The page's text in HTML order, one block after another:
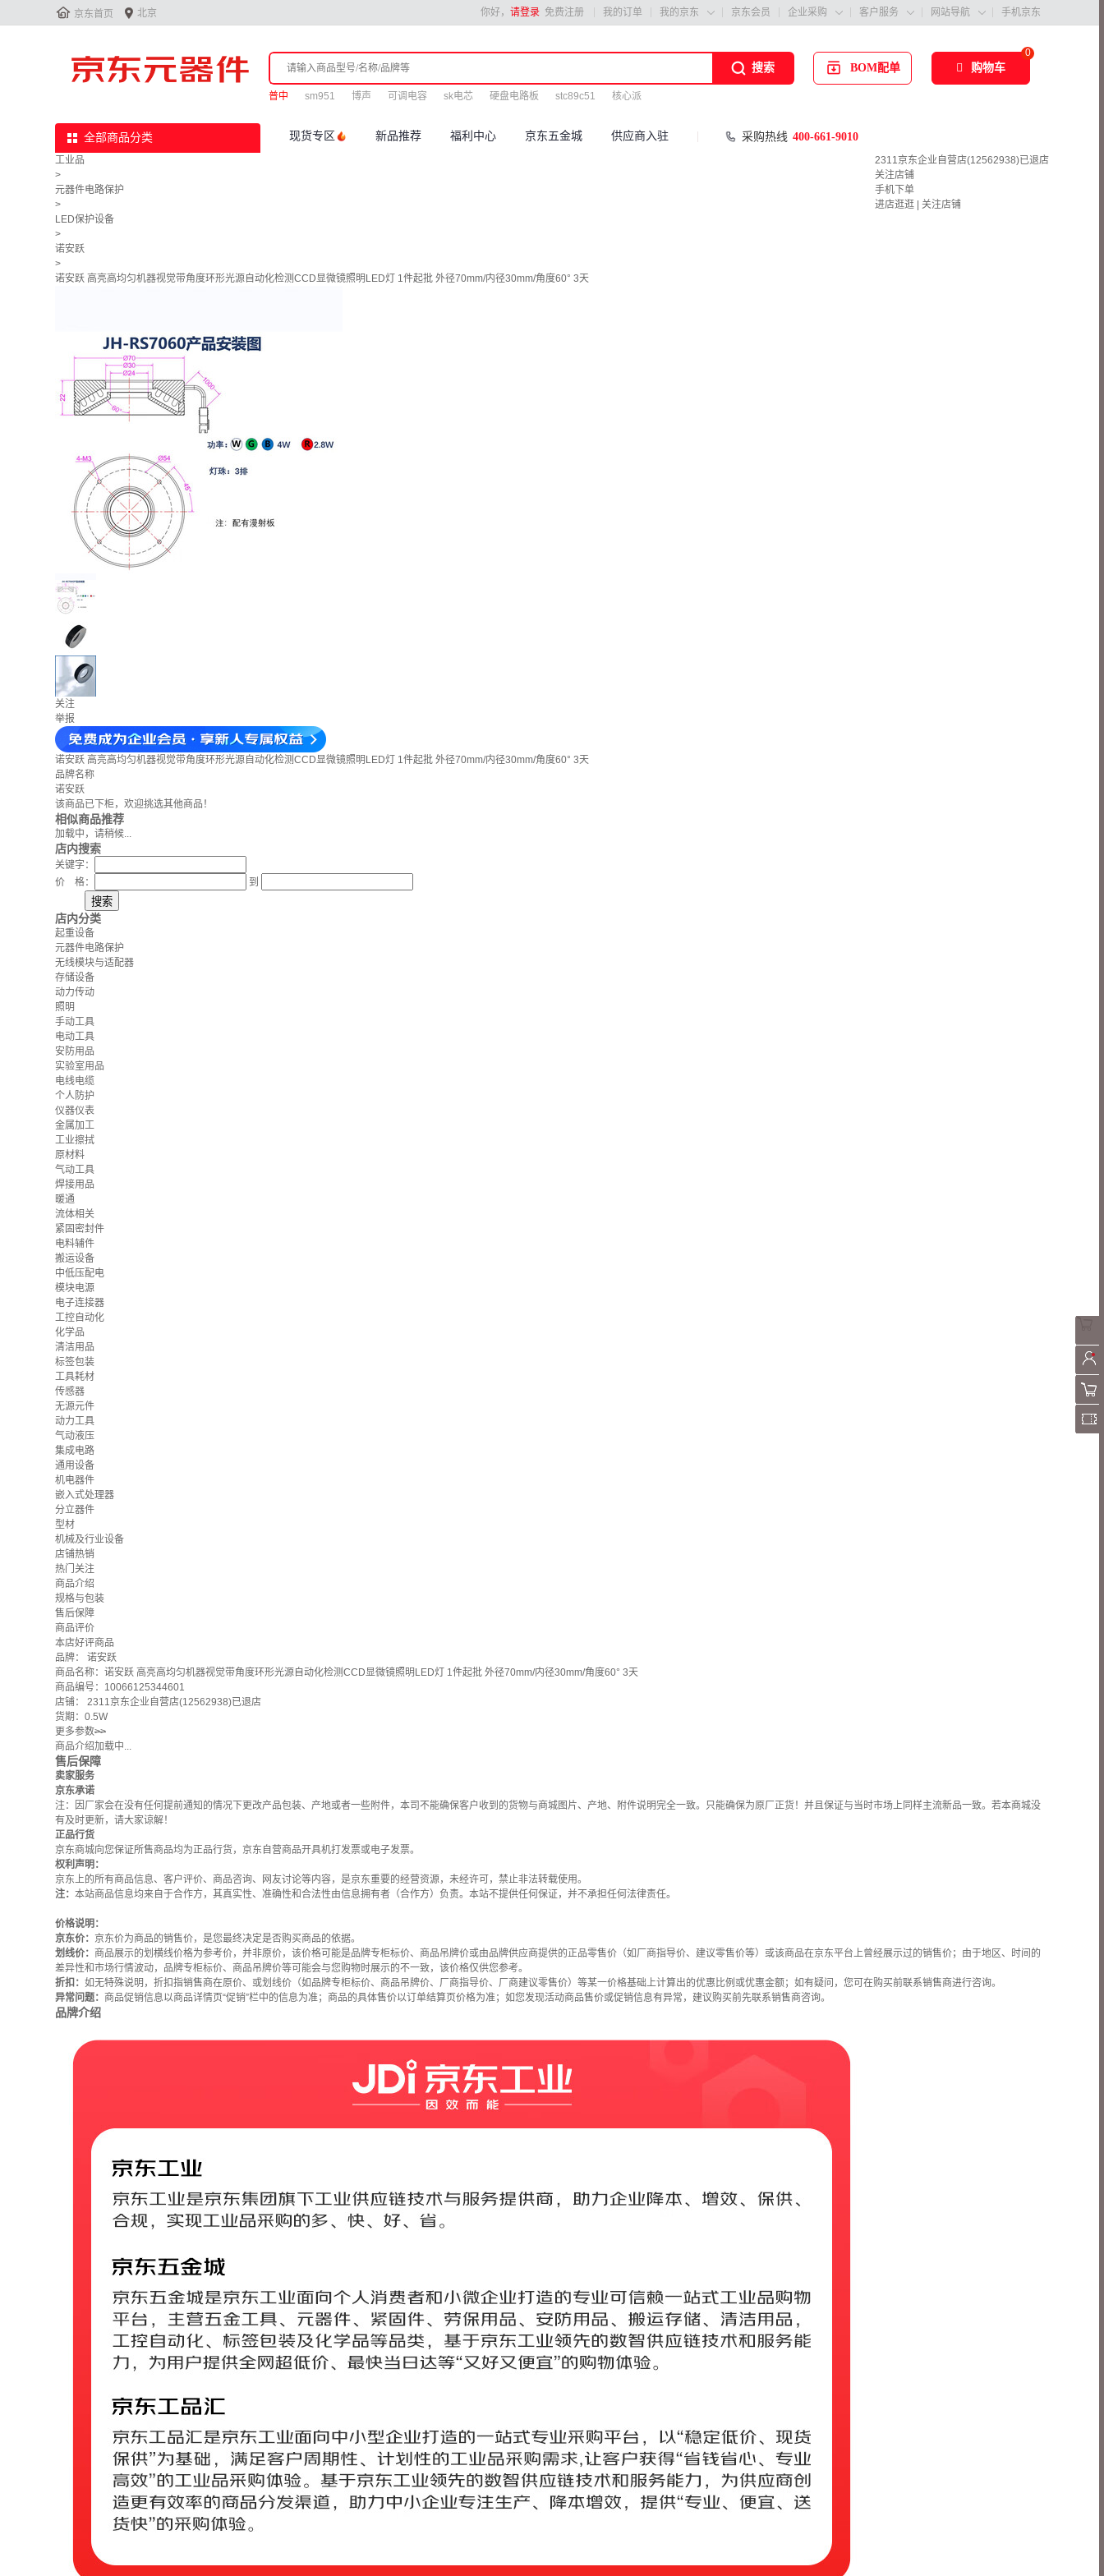
 京东首页  北京 你好， 请登录 免费注册 我的订单 我的京东  京东会员 企业采购  客户服务  网站导航  手机京东
搜索
普中 sm951 博声 可调电容 sk电芯 硬盘电路板 stc89c51 核心派
BOM配单
0
购物车
全部商品分类 现货专区 新品推荐 福利中心 京东五金城 供应商入驻 采购热线 400-661-9010
工业品
>
元器件电路保护
>
LED保护设备
>
诺安跃
>
诺安跃 高亮高均匀机器视觉带角度环形光源自动化检测CCD显微镜照明LED灯 1件起批 外径70mm/内径30mm/角度60° 3天
2311京东企业自营店(12562938)已退店
关注店铺
手机下单
进店逛逛
关注店铺
关注
举报
诺安跃 高亮高均匀机器视觉带角度环形光源自动化检测CCD显微镜照明LED灯 1件起批 外径70mm/内径30mm/角度60° 3天
品牌名称
诺安跃
该商品已下柜，欢迎挑选其他商品！
相似商品推荐
加载中，请稍候...
店内搜索
关键字：
价 格：
到
店内分类
起重设备
元器件电路保护
无线模块与适配器
存储设备
动力传动
照明
手动工具
电动工具
安防用品
实验室用品
电线电缆
个人防护
仪器仪表
金属加工
工业擦拭
原材料
气动工具
焊接用品
暖通
流体相关
紧固密封件
电料辅件
搬运设备
中低压配电
模块电源
电子连接器
工控自动化
化学品
清洁用品
标签包装
工具耗材
传感器
无源元件
动力工具
气动液压
集成电路
通用设备
机电器件
嵌入式处理器
分立器件
型材
机械及行业设备
店铺热销
热门关注
商品介绍
规格与包装
售后保障
商品评价
本店好评商品
品牌： 诺安跃
商品名称：诺安跃 高亮高均匀机器视觉带角度环形光源自动化检测CCD显微镜照明LED灯 1件起批 外径70mm/内径30mm/角度60° 3天
商品编号：10066125344601
店铺： 2311京东企业自营店(12562938)已退店
货期：0.5W
更多参数>>
商品介绍加载中...
售后保障
卖家服务
京东承诺
注：因厂家会在没有任何提前通知的情况下更改产品包装、产地或者一些附件，本司不能确保客户收到的货物与商城图片、产地、附件说明完全一致。只能确保为原厂正货！并且保证与当时市场上同样主流新品一致。若本商城没
有及时更新，请大家谅解！
正品行货
京东商城向您保证所售商品均为正品行货，京东自营商品开具机打发票或电子发票。
权利声明：
京东上的所有商品信息、客户评价、商品咨询、网友讨论等内容，是京东重要的经营资源，未经许可，禁止非法转载使用。
注： 本站商品信息均来自于合作方，其真实性、准确性和合法性由信息拥有者（合作方）负责。本站不提供任何保证，并不承担任何法律责任。
价格说明：
京东价： 京东价为商品的销售价，是您最终决定是否购买商品的依据。
划线价： 商品展示的划横线价格为参考价，并非原价，该价格可能是品牌专柜标价、商品吊牌价或由品牌供应商提供的正品零售价（如厂商指导价、建议零售价等）或该商品在京东平台上曾经展示过的销售价；由于地区、时间的
差异性和市场行情波动，品牌专柜标价、商品吊牌价等可能会与您购物时展示的不一致，该价格仅供您参考。
折扣： 如无特殊说明，折扣指销售商在原价、或划线价（如品牌专柜标价、商品吊牌价、厂商指导价、厂商建议零售价）等某一价格基础上计算出的优惠比例或优惠金额；如有疑问，您可在购买前联系销售商进行咨询。
异常问题： 商品促销信息以商品详情页“促销”栏中的信息为准；商品的具体售价以订单结算页价格为准；如您发现活动商品售价或促销信息有异常，建议购买前先联系销售商咨询。
品牌介绍